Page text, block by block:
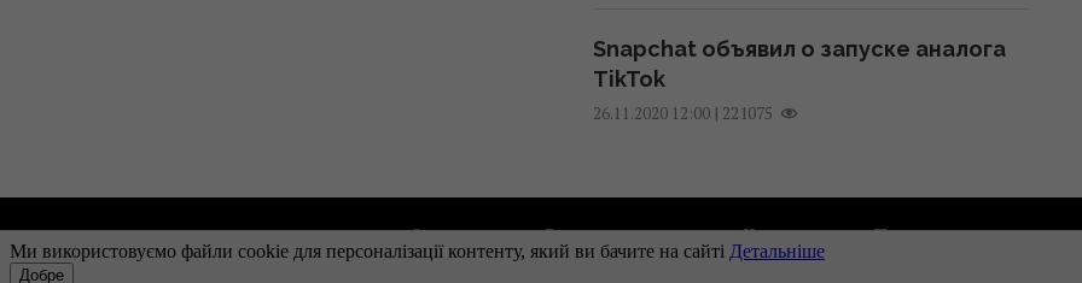
Snapchat объявил о запуске аналога
TikTok
26.11.2020 12:00| 221075
О проекте Рекламодателям Контакты
Правила